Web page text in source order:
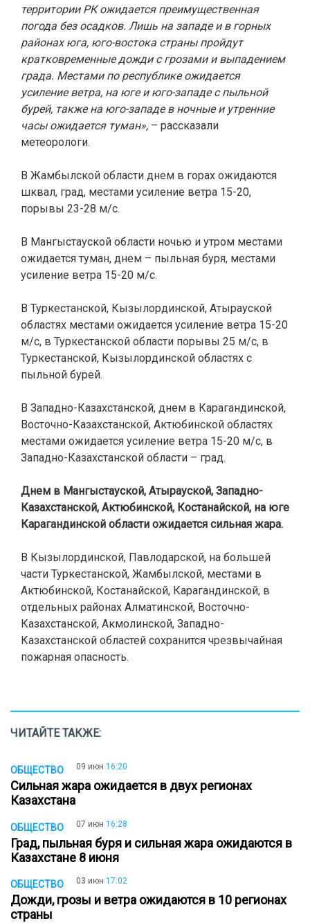
территории РК ожидается преимущественная
погода без осадков. Лишь на западе и в горных
районах юга, юго-востока страны пройдут
кратковременные дожди с грозами и выпадением
града. Местами по республике ожидается
усиление ветра, на юге и юго-западе с пыльной
бурей, также на юго-западе в ночные и утренние
часы ожидается туман», – рассказали
метеорологи.
В Жамбылской области днем в горах ожидаются
шквал, град, местами усиление ветра 15-20,
порывы 23-28 м/с.
В Мангыстауской области ночью и утром местами
ожидается туман, днем – пыльная буря, местами
усиление ветра 15-20 м/с.
В Туркестанской, Кызылординской, Атырауской
областях местами ожидается усиление ветра 15-20
м/с, в Туркестанской области порывы 25 м/с, в
Туркестанской, Кызылординской областях с
пыльной бурей.
В Западно-Казахстанской, днем в Карагандинской,
Восточно-Казахстанской, Актюбинской областях
местами ожидается усиление ветра 15-20 м/с, в
Западно-Казахстанской области – град.
Днем в Мангыстауской, Атырауской, Западно-
Казахстанской, Актюбинской, Костанайской, на юге
Карагандинской области ожидается сильная жара.
В Кызылординской, Павлодарской, на большей
части Туркестанской, Жамбылской, местами в
Актюбинской, Костанайской, Карагандинской, в
отдельных районах Алматинской, Восточно-
Казахстанской, Акмолинской, Западно-
Казахстанской областей сохранится чрезвычайная
пожарная опасность.
ЧИТАЙТЕ ТАКЖЕ:
ОБЩЕСТВО 09 июн 16:20
Сильная жара ожидается в двух регионах
Казахстана
ОБЩЕСТВО 07 июн 16:28
Град, пыльная буря и сильная жара ожидаются в
Казахстане 8 июня
ОБЩЕСТВО 03 июн 17:02
Дожди, грозы и ветра ожидаются в 10 регионах
страны